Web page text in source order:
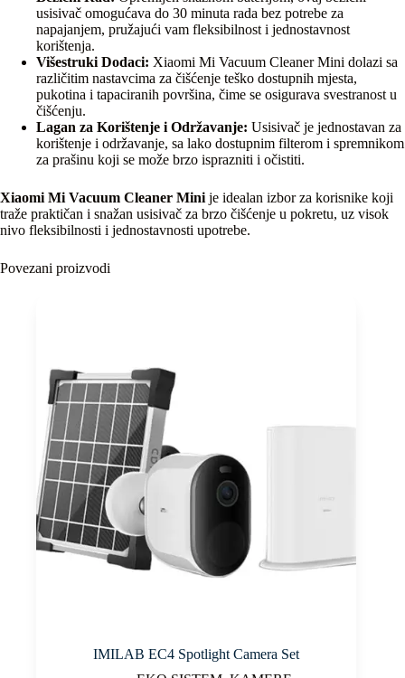
usisivač omogućava do 30 minuta rada bez potrebe za
napajanjem, pružajući vam fleksibilnost i jednostavnost
korištenja.
Višestruki Dodaci: Xiaomi Mi Vacuum Cleaner Mini dolazi sa
različitim nastavcima za čišćenje teško dostupnih mjesta,
pukotina i tapaciranih površina, čime se osigurava svestranost u
čišćenju.
Lagan za Korištenje i Održavanje: Usisivač je jednostavan za
korištenje i održavanje, sa lako dostupnim filterom i spremnikom
za prašinu koji se može brzo isprazniti i očistiti.
Xiaomi Mi Vacuum Cleaner Mini je idealan izbor za korisnike koji
traže praktičan i snažan usisivač za brzo čišćenje u pokretu, uz visok
nivo fleksibilnosti i jednostavnosti upotrebe.
Povezani proizvodi
IMILAB EC4 Spotlight Camera Set